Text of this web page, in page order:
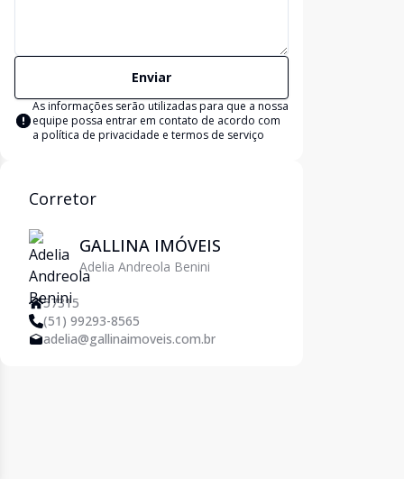
Enviar
As informações serão utilizadas para que a nossa
equipe possa entrar em contato de acordo com
a política de privacidade e termos de serviço
Corretor
GALLINA IMÓVEIS
Adelia Andreola Benini
57315
(51) 99293-8565
adelia@gallinaimoveis.com.br